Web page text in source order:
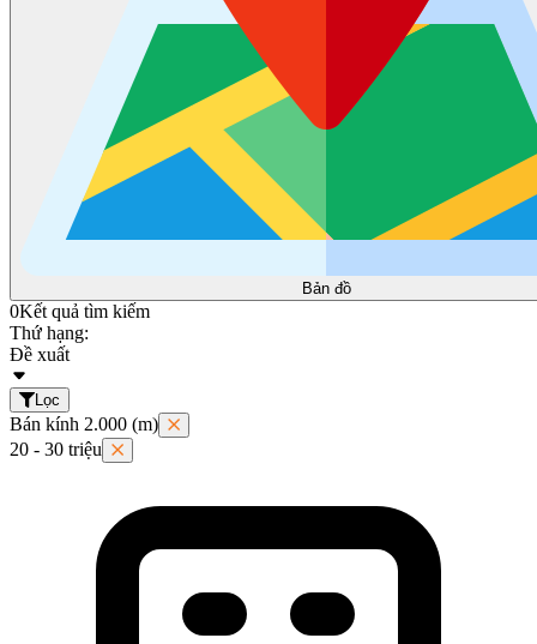
Bản đồ
0Kết quả tìm kiếm
Thứ hạng:
Đề xuất
Lọc
Bán kính 2.000 (m)
20 - 30 triệu